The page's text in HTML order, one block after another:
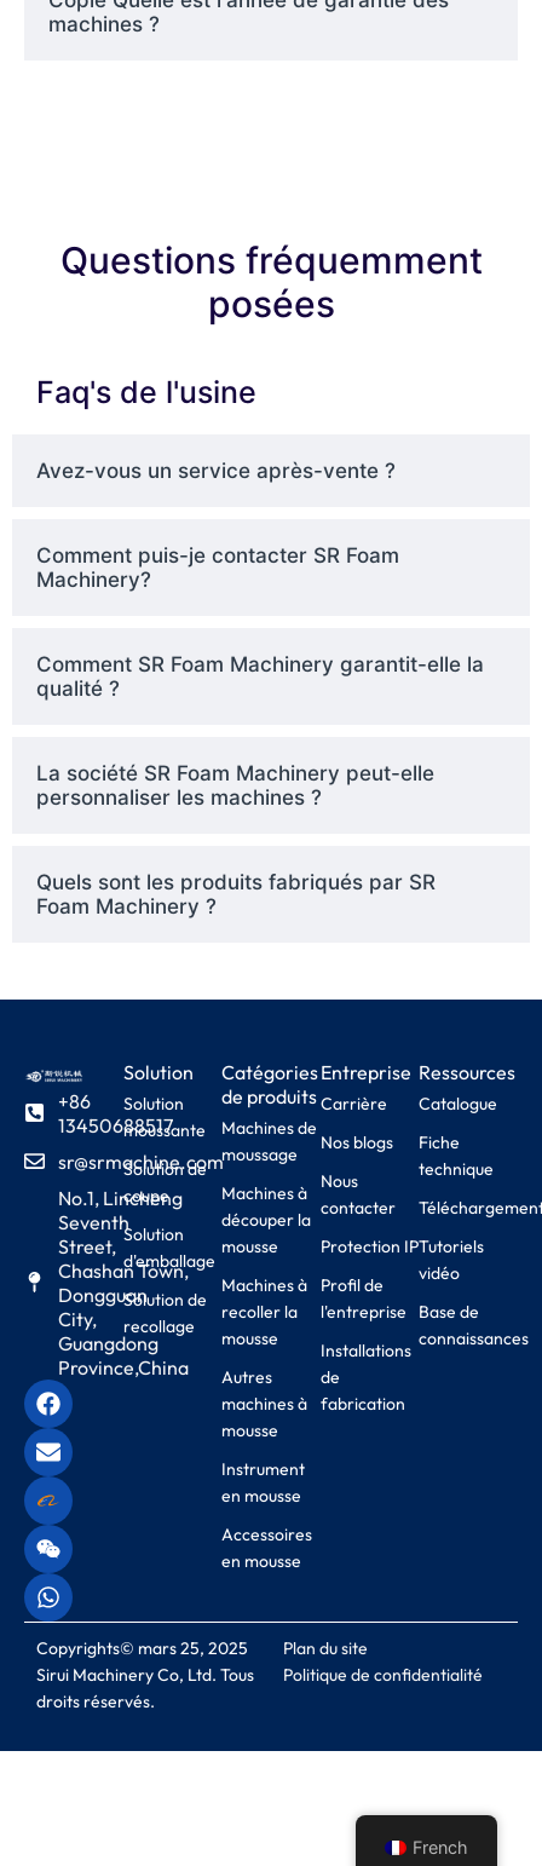
machines ?
Questions fréquemment
posées
Faq's de l'usine
Avez-vous un service après-vente ?
Comment puis-je contacter SR Foam
Machinery?
Comment SR Foam Machinery garantit-elle la
qualité ?
La société SR Foam Machinery peut-elle
personnaliser les machines ?
Quels sont les produits fabriqués par SR
Foam Machinery ?
+86
13450688517
sr@srmachine.com
No.1, Lincheng
Seventh
Street,
Chashan Town,
Dongguan
City,
Guangdong
Province,China
Solution
Solution
moussante
Solution de
coupe
Solution
d'emballage
Solution de
recollage
Catégories
de produits
Machines de
moussage
Machines à
découper la
mousse
Machines à
recoller la
mousse
Autres
machines à
mousse
Instrument
en mousse
Accessoires
en mousse
Entreprise
Carrière
Nos blogs
Nous
contacter
Protection IP
Profil de
l'entreprise
Installations
de
fabrication
Ressources
Catalogue
Fiche
technique
Tutoriels
vidéo
Base de
connaissances
Copyrights© mars 25, 2025
Sirui Machinery Co, Ltd. Tous
droits réservés.
Plan du site
Politique de confidentialité
French